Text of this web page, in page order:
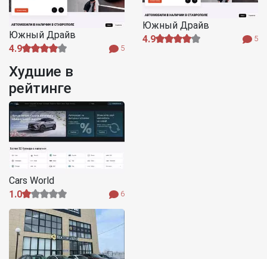
Южный Драйв
4.9
5
Южный Драйв
4.9
5
Худшие в
рейтинге
Cars World
1.0
6